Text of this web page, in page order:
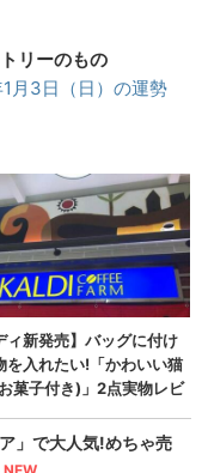
リーのもの
月3日（日）の運勢